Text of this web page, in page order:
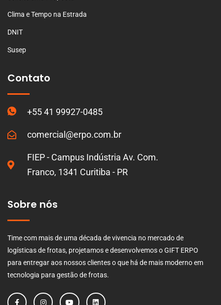
Clima e Tempo na Estrada
DNIT
Susep
Contato
+55 41 99927-0485
comercial@erpo.com.br
FIEP - Campus Indústria Av. Com.
Franco, 1341 Curitiba - PR
Sobre nós
Time com mais de uma década de vivencia no mercado de
logísticas de frotas, projetamos e desenvolvemos o GIFT ERPO
para entregar aos nossos clientes o que há de mais moderno em
tecnologia para gestão de frotas.